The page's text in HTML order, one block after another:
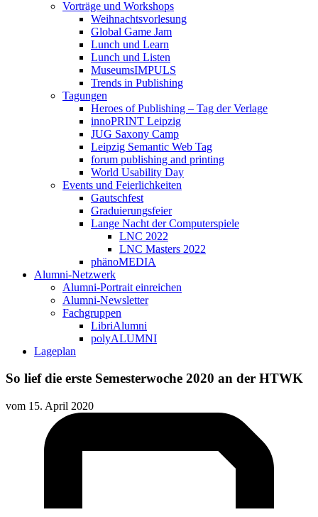
Vorträge und Workshops
Weihnachtsvorlesung
Global Game Jam
Lunch und Learn
Lunch und Listen
MuseumsIMPULS
Trends in Publishing
Tagungen
Heroes of Publishing – Tag der Verlage
innoPRINT Leipzig
JUG Saxony Camp
Leipzig Semantic Web Tag
forum publishing and printing
World Usability Day
Events und Feierlichkeiten
Gautschfest
Graduierungsfeier
Lange Nacht der Computerspiele
LNC 2022
LNC Masters 2022
phänoMEDIA
Alumni-Netzwerk
Alumni-Portrait einreichen
Alumni-Newsletter
Fachgruppen
LibriAlumni
polyALUMNI
Lageplan
So lief die erste Semesterwoche 2020 an der HTWK
vom 15. April 2020